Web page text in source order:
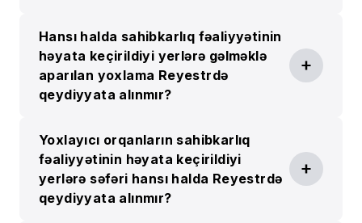
Hansı halda sahibkarlıq fəaliyyətinin
həyata keçirildiyi yerlərə gəlməklə
aparılan yoxlama Reyestrdə
qeydiyyata alınmır?
Yoxlayıcı orqanların sahibkarlıq
fəaliyyətinin həyata keçirildiyi
yerlərə səfəri hansı halda Reyestrdə
qeydiyyata alınmır?